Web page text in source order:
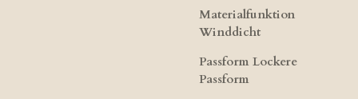
Materialfunktion
Winddicht
Passform Lockere
Passform